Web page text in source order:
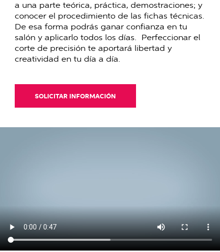
a una parte teórica, práctica, demostraciones; y
conocer el procedimiento de las fichas técnicas.
De esa forma podrás ganar confianza en tu
salón y aplicarlo todos los días.
Perfeccionar el
corte de precisión te aportará libertad y
creatividad en tu día a día.
SOLICITAR INFORMACIÓN